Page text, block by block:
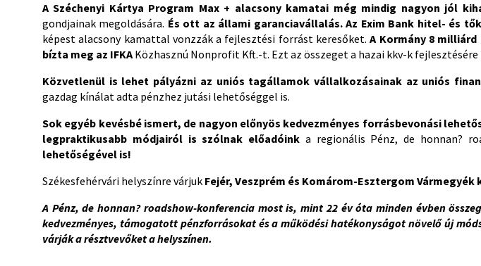
A Széchenyi Kártya Program Max + alacsony kamatai még mindig nagyon jól
gondjainak megoldására. És ott az állami garanciavállalás. Az Exim Bank hitel- és
képest alacsony kamattal vonzzák a fejlesztési forrást keresőket. A Kormány 8
bízta meg az IFKAKözhasznú Nonprofit Kft.-t. Ezt az összeget a hazai kkv-k
Közvetlenül is lehet pályázni az uniós tagállamok vállalkozásainak az uniós
gazdag kínálat adta pénzhez jutási lehetőséggel is.
Sok egyéb kevésbé ismert, de nagyon előnyös kedvezményes forrásbevonási
legpraktikusabb módjairól isszólnak előadóink a regionális Pénz, de honnan?
lehetőségével is!
Székesfehérvári helyszínre várjuk Fejér, Veszprém és Komárom-Esztergom Vármegyék
A Pénz, de honnan? roadshow-konferencia most is, mint 22 év óta minden évben
kedvezményes, támogatott pénzforrásokat és a működési hatékonyságot növelő új
várják a résztvevőket a helyszínen.